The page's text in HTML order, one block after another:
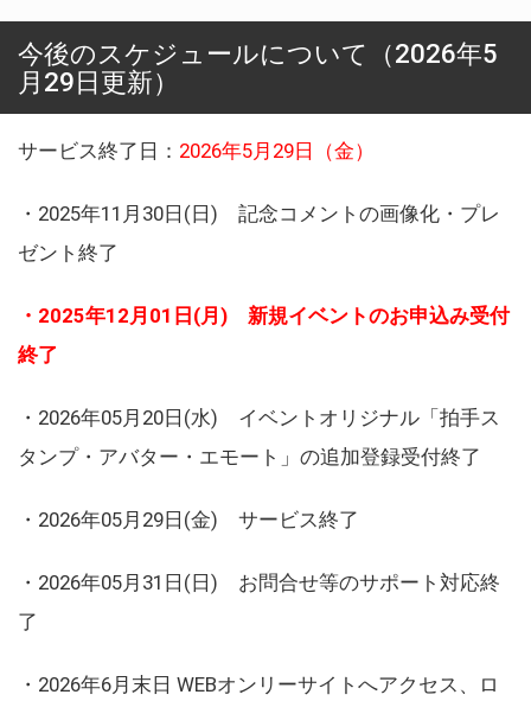
今後のスケジュールについて（2026年5
月29日更新）
サービス終了日： 2026年5月29日（金）
・2025年11月30日(日) 記念コメントの画像化・プレ
ゼント終了
・2025年12月01日(月) 新規イベントのお申込み受付
終了
・2026年05月20日(水) イベントオリジナル「拍手ス
タンプ・アバター・エモート」の追加登録受付終了
・2026年05月29日(金) サービス終了
・2026年05月31日(日) お問合せ等のサポート対応終
了
・2026年6月末日 WEBオンリーサイトへアクセス、ロ